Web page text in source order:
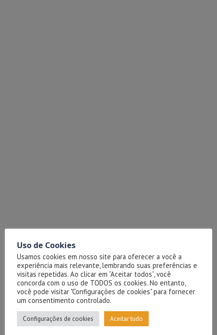
Uso de Cookies
Usamos cookies em nosso site para oferecer a você a
experiência mais relevante, lembrando suas preferências e
visitas repetidas. Ao clicar em “Aceitar todos”, você
concorda com o uso de TODOS os cookies. No entanto,
você pode visitar "Configurações de cookies" para fornecer
um consentimento controlado.
Configurações de cookies Aceitar tudo